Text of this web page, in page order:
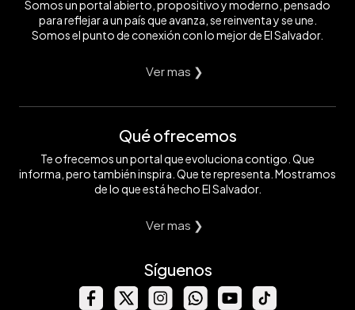
Somos un portal abierto, propositivo y moderno, pensado
para reflejar a un país que avanza, se reinventa y se une.
Somos el punto de conexión con lo mejor de El Salvador.
Ver mas ❯
Qué ofrecemos
Te ofrecemos un portal que evoluciona contigo. Que
informa, pero también inspira. Que te representa. Mostramos
de lo que está hecho El Salvador.
Ver mas ❯
Síguenos